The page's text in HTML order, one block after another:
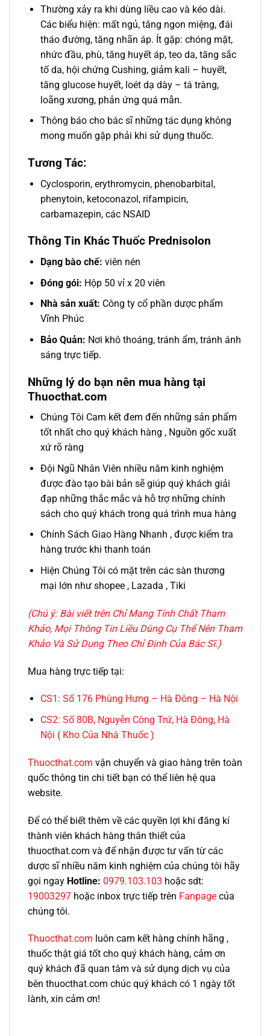
Thường xảy ra khi dùng liều cao và kéo dài.
Các biểu hiện: mất ngủ, tăng ngon miệng, đái
tháo đường, tăng nhãn áp. Ít gặp: chóng mặt,
nhức đầu, phù, tăng huyết áp, teo da, tăng sắc
tố da, hội chứng Cushing, giảm kali – huyết,
tăng glucose huyết, loét dạ dày – tá tràng,
loãng xương, phản ứng quá mẫn.
Thông báo cho bác sĩ những tác dụng không
mong muốn gặp phải khi sử dụng thuốc.
Tương Tác:
Cyclosporin, erythromycin, phenobarbital,
phenytoin, ketoconazol, rifampicin,
carbamazepin, các NSAID
Thông Tin Khác Thuốc Prednisolon
Dạng bào chế: viên nén
Đóng gói: Hộp 50 vỉ x 20 viên
Nhà sản xuất: Công ty cổ phần dược phẩm
Vĩnh Phúc
Bảo Quản: Nơi khô thoáng, tránh ẩm, tránh ánh
sáng trực tiếp.
Những lý do bạn nên mua hàng tại
Thuocthat.com
Chúng Tôi Cam kết đem đến những sản phẩm
tốt nhất cho quý khách hàng , Nguồn gốc xuất
xứ rõ ràng
Đội Ngũ Nhân Viên nhiều năm kinh nghiệm
được đào tạo bài bản sẽ giúp quý khách giải
đạp những thắc mắc và hỗ trợ những chính
sách cho quý khách trong quá trình mua hàng
Chính Sách Giao Hàng Nhanh , được kiểm tra
hàng trước khi thanh toán
Hiện Chúng Tôi có mặt trên các sàn thương
mại lớn như shopee , Lazada , Tiki
(Chú ý: Bài viết trên Chỉ Mang Tính Chất Tham
Khảo, Mọi Thông Tin Liều Dùng Cụ Thể Nên Tham
Khảo Và Sử Dụng Theo Chỉ Định Của Bác Sĩ.)
Mua hàng trực tiếp tại:
CS1: Số 176 Phùng Hưng – Hà Đông – Hà Nội
CS2: Số 80B, Nguyễn Công Trứ, Hà Đông, Hà
Nội ( Kho Của Nhà Thuốc )
Thuocthat.com vận chuyển và giao hàng trên toàn
quốc thông tin chi tiết bạn có thể liên hệ qua
website.
Để có thể biết thêm về các quyền lợi khi đăng kí
thành viên khách hàng thân thiết của
thuocthat.com và để nhận được tư vấn từ các
dược sĩ nhiều năm kinh nghiệm của chúng tôi hãy
gọi ngay Hotline: 0979.103.103 hoặc sdt:
19003297 hoặc inbox trực tiếp trên Fanpage của
chúng tôi.
Thuocthat.com luôn cam kết hàng chính hãng ,
thuốc thật giá tốt cho quý khách hàng, cảm ơn
quý khách đã quan tâm và sử dụng dịch vụ của
bên thuocthat.com chúc quý khách có 1 ngày tốt
lành, xin cảm ơn!